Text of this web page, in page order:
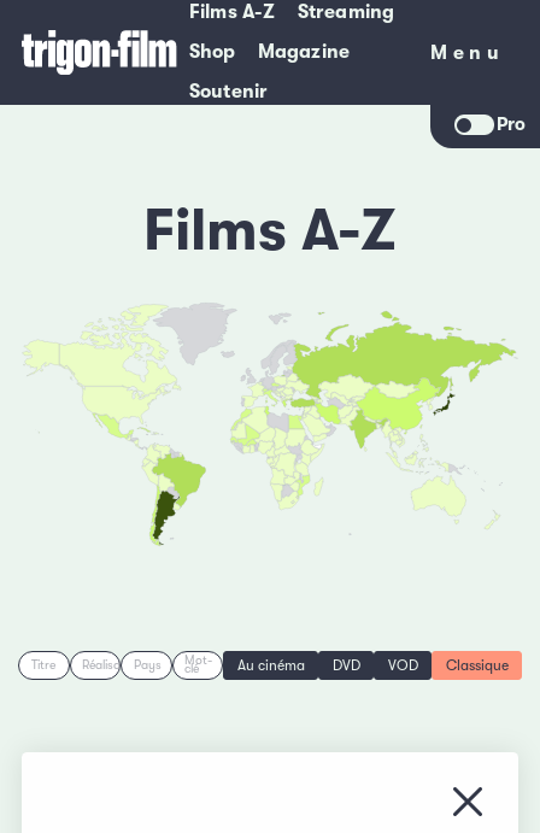
Films A-Z
Streaming
Shop
Magazine
Soutenir
Menu
Menu
Pro
Films A-Z
Titre RéalisationPays Mot-
clé Au cinéma DVD VOD Classique